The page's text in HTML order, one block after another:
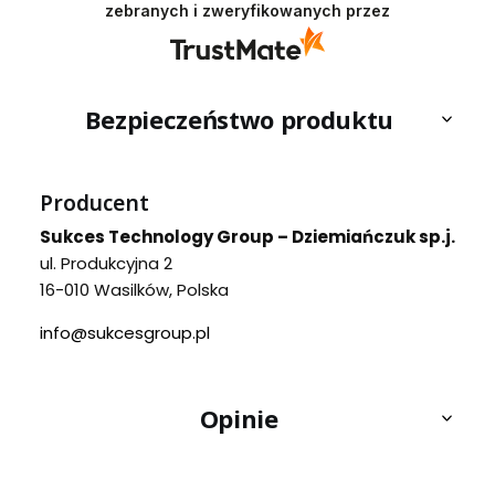
zebranych i zweryfikowanych przez
Bezpieczeństwo produktu
Producent
Sukces Technology Group – Dziemiańczuk sp.j.
ul. Produkcyjna 2
16-010 Wasilków, Polska
info@sukcesgroup.pl
Opinie